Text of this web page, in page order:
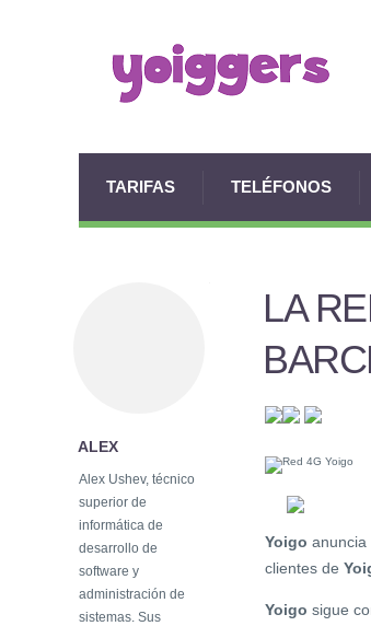
TARIFAS TELÉFONOS
LA
Yoigo anuncia
clientes de
Yoigo sigue
ALEX
Alex Ushev, técnico
superior de
informática de
desarrollo de
software y
administración de
sistemas. Sus